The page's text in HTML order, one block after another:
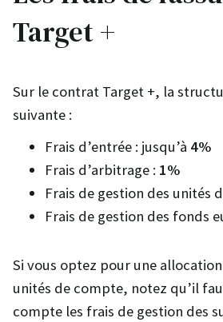
Target +
Sur le contrat Target +, la
suivante :
Frais d’entrée : jusqu’à 4%
Frais d’arbitrage : 1%
Frais de gestion des unités
Frais de gestion des fonds
Si vous optez pour une
unités de compte, notez qu’il
compte les frais de gestion des